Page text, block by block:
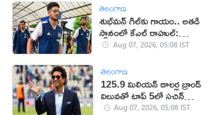
తెలంగాణ
శుభ్‌మన్‌ గిల్‌కు గాయం.. అతడి
స్థానంలో కేఎల్ రాహుల్:
బీసీసీఐAug 07, 2026, 05:08 IST
తెలంగాణ
125.9 మిలియన్ డాలర్ల బ్రాండ్
విలువతో టాప్ 5లో సచిన్
టెండూల్కర్
Aug 07, 2026, 05:08 IST